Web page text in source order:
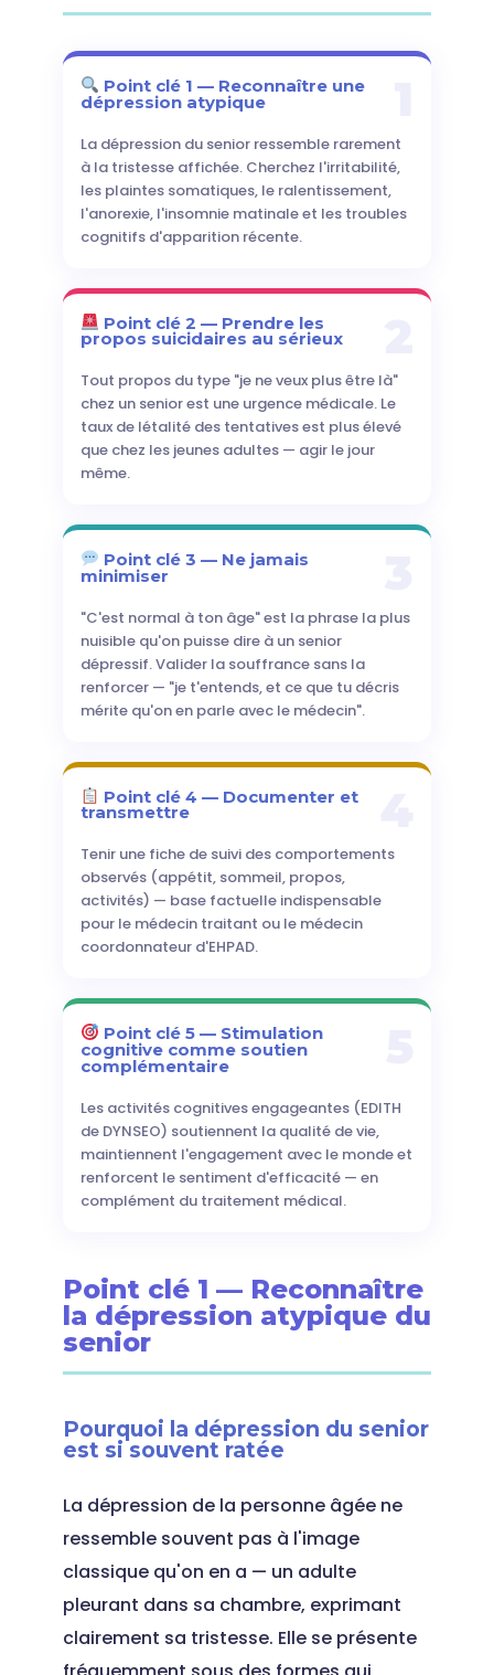
Point clé 1 — Reconnaître une
dépression atypique
La dépression du senior ressemble rarement
à la tristesse affichée. Cherchez l'irritabilité,
les plaintes somatiques, le ralentissement,
l'anorexie, l'insomnie matinale et les troubles
cognitifs d'apparition récente.
Point clé 2 — Prendre les
propos suicidaires au sérieux
Tout propos du type "je ne veux plus être là"
chez un senior est une urgence médicale. Le
taux de létalité des tentatives est plus élevé
que chez les jeunes adultes — agir le jour
même.
Point clé 3 — Ne jamais
minimiser
"C'est normal à ton âge" est la phrase la plus
nuisible qu'on puisse dire à un senior
dépressif. Valider la souffrance sans la
renforcer — "je t'entends, et ce que tu décris
mérite qu'on en parle avec le médecin".
Point clé 4 — Documenter et
transmettre
Tenir une fiche de suivi des comportements
observés (appétit, sommeil, propos,
activités) — base factuelle indispensable
pour le médecin traitant ou le médecin
coordonnateur d'EHPAD.
Point clé 5 — Stimulation
cognitive comme soutien
complémentaire
Les activités cognitives engageantes (EDITH
de DYNSEO) soutiennent la qualité de vie,
maintiennent l'engagement avec le monde et
renforcent le sentiment d'efficacité — en
complément du traitement médical.
Point clé 1 — Reconnaître
la dépression atypique du
senior
Pourquoi la dépression du senior
est si souvent ratée
La dépression de la personne âgée ne
ressemble souvent pas à l'image
classique qu'on en a — un adulte
pleurant dans sa chambre, exprimant
clairement sa tristesse. Elle se présente